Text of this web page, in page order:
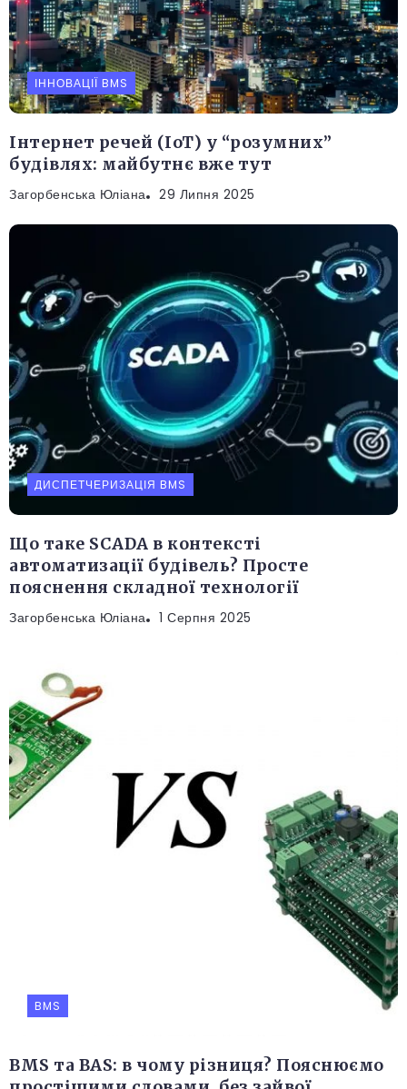
ІННОВАЦІЇ BMS
Інтернет речей (IoT) у “розумних”
будівлях: майбутнє вже тут
Загорбенська Юліана 29 Липня 2025
ДИСПЕТЧЕРИЗАЦІЯ BMS
Що таке SCADA в контексті
автоматизації будівель? Просте
пояснення складної технології
Загорбенська Юліана 1 Серпня 2025
BMS
BMS та BAS: в чому різниця? Пояснюємо